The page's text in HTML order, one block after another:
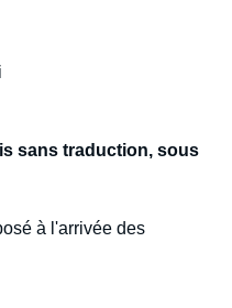
sans traduction, sous
à l'arrivée des